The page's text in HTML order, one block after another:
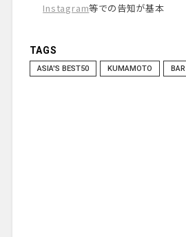
Instagram等での告知が基本
TAGS
ASIA'S BEST50 KUMAMOTO BAR